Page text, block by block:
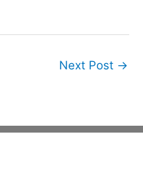
Next Post →